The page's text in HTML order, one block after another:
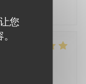
您